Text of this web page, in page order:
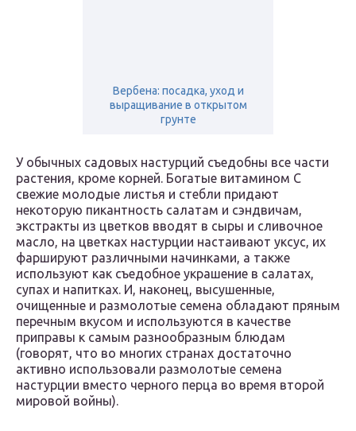
Вербена: посадка, уход и
выращивание в открытом
грунте
У обычных садовых настурций съедобны все части
растения, кроме корней. Богатые витамином С
свежие молодые листья и стебли придают
некоторую пикантность салатам и сэндвичам,
экстракты из цветков вводят в сыры и сливочное
масло, на цветках настурции настаивают уксус, их
фаршируют различными начинками, а также
используют как съедобное украшение в салатах,
супах и напитках. И, наконец, высушенные,
очищенные и размолотые семена обладают пряным
перечным вкусом и используются в качестве
приправы к самым разнообразным блюдам
(говорят, что во многих странах достаточно
активно использовали размолотые семена
настурции вместо черного перца во время второй
мировой войны).